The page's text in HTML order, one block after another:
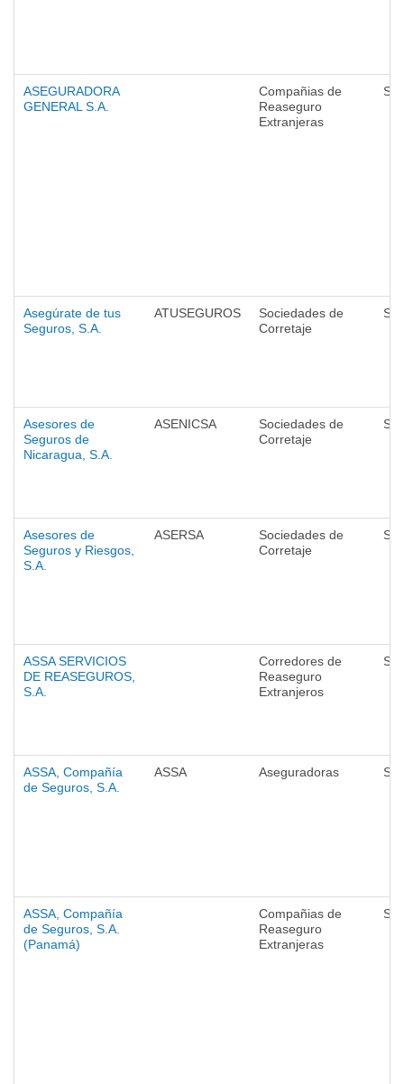
ASEGURADORA
GENERAL S.A.
Compañias de
Reaseguro
Extranjeras
Asegúrate de tus
Seguros, S.A.
ATUSEGUROS
Sociedades de
Corretaje
Asesores de
Seguros de
Nicaragua, S.A.
ASENICSA
Sociedades de
Corretaje
Asesores de
Seguros y Riesgos,
S.A.
ASERSA
Sociedades de
Corretaje
ASSA SERVICIOS
DE REASEGUROS,
S.A.
Corredores de
Reaseguro
Extranjeros
ASSA, Compañía
de Seguros, S.A.
ASSA Aseguradoras
ASSA, Compañía
de Seguros, S.A.
(Panamá)
Compañias de
Reaseguro
Extranjeras